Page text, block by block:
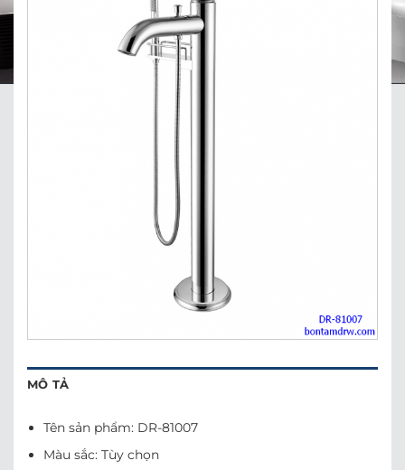
MÔ TẢ
Tên sản phẩm: DR-81007
Màu sắc: Tùy chọn